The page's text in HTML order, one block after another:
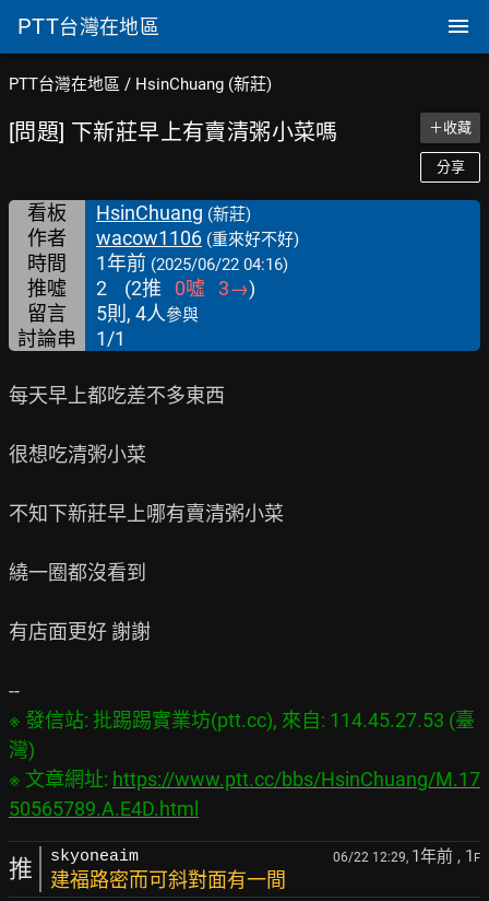
PTT台灣在地區
PTT台灣在地區 / HsinChuang (新莊)
[問題] 下新莊早上有賣清粥小菜嗎 ＋收藏
分享
看板 HsinChuang (新莊)
作者 wacow1106 (重來好不好)
時間 1年前 (2025/06/22 04:16)
推噓 2 (2推 0噓 3→)
留言
5則, 4人參與
討論串 1/1
每天早上都吃差不多東西
很想吃清粥小菜
不知下新莊早上哪有賣清粥小菜
繞一圈都沒看到
有店面更好 謝謝
※ 發信站: 批踢踢實業坊(ptt.cc), 來自: 114.45.27.53 (臺
灣)
※ 文章網址: https://www.ptt.cc/bbs/HsinChuang/M.17
50565789.A.E4D.html
推 skyoneaim 06/22 12:29, 1年前 , 1 F
建福路密而可斜對面有一間